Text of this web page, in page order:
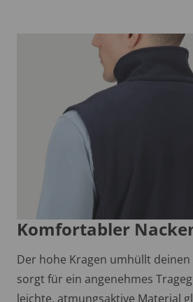
Komfortabler
Der hohe Kragen umhüllt
sorgt für ein angenehmes
leichte, atmungsaktive Material